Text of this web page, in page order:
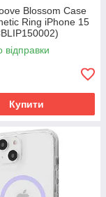
Blossom Case
Ring iPhone 15
відправки
Купити